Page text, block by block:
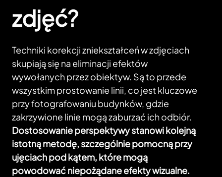
zdjęć?
Techniki korekcji zniekształceń w zdjęciach
skupiają się na eliminacji efektów
wywołanych przez obiektyw. Są to przede
wszystkim prostowanie linii, co jest kluczowe
przy fotografowaniu budynków, gdzie
zakrzywione linie mogą zaburzać ich odbiór.
Dostosowanie perspektywy stanowi kolejną
istotną metodę, szczególnie pomocną przy
ujęciach pod kątem, które mogą
powodować niepożądane efekty wizualne.